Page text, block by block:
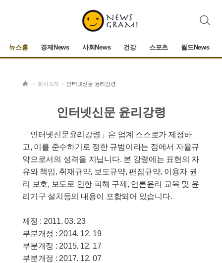
검
뉴스홈 경제News 사회News 건강 스포츠 월드News
회사소개 인터넷신문 윤리강령
인터넷신문 윤리강령
「인터넷신문윤리강령」은 업계 스스로가 제정하
고, 이를 준수하기로 정한 규범이라는 점에서 자율규
약으로서의 성격을 지닙니다. 본 강령에는 표현의 자
유와 책임, 취재규약, 보도규약, 편집규약, 이용자 권
리 보호, 보도로 인한 피해 구제, 언론윤리 교육 및 윤
리기구 설치등의 내용이 포함되어 있습니다.
제정 : 2011. 03. 23
부분개정 : 2014. 12. 19
부분개정 : 2015. 12. 17
부분개정 : 2017. 12. 07